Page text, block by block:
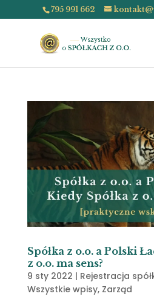
795 991 662
Spółka z o.o. a Polski
z o.o. ma sens?
9 sty 2022 | Rejestracja
Wszystkie wpisy, Zarząd